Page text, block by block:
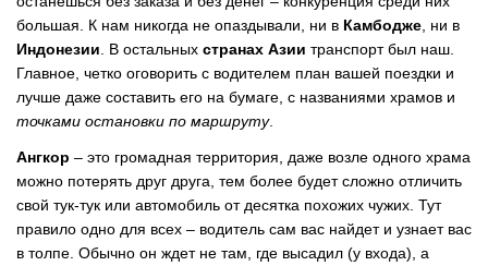
большая. К нам никогда не опаздывали, ни в Камбодже , ни в
Индонезии . В остальных странах Азии транспорт был наш.
Главное, четко оговорить с водителем план вашей поездки и
лучше даже составить его на бумаге, с названиями храмов и
точками остановки по маршруту.
Ангкор – это громадная территория, даже возле одного храма
можно потерять друг друга, тем более будет сложно отличить
свой тук-тук или автомобиль от десятка похожих чужих. Тут
правило одно для всех – водитель сам вас найдет и узнает вас
в толпе. Обычно он ждет не там, где высадил (у входа), а